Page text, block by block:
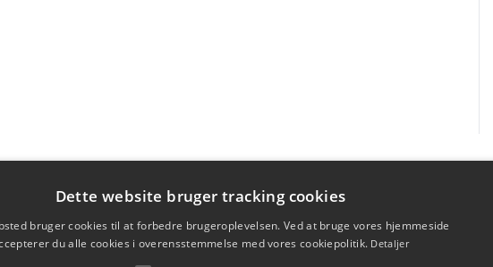
Dette website bruger tracking cookies
bruger cookies til at forbedre brugeroplevelsen. Ved at bruge vores hjemmeside
du alle cookies i overensstemmelse med vores cookiepolitik. Detaljer